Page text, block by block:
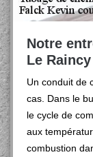
Notre
Le Raincy
Un conduit de
cas. Dans le
le cycle de
aux
combustion